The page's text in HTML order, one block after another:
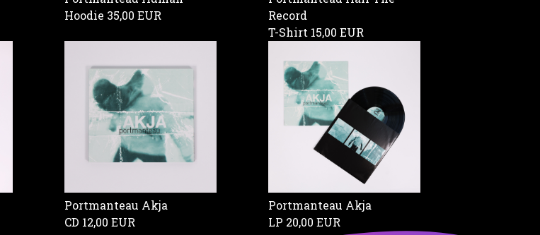
Hoodie 35,00 EUR
Record
T-Shirt 15,00 EUR
Portmanteau Akja
CD 12,00 EUR
Portmanteau Akja
LP 20,00 EUR